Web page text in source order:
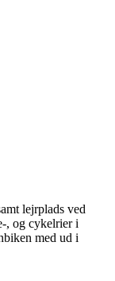
lejrplads ved
, og cykelrier i
med ud i